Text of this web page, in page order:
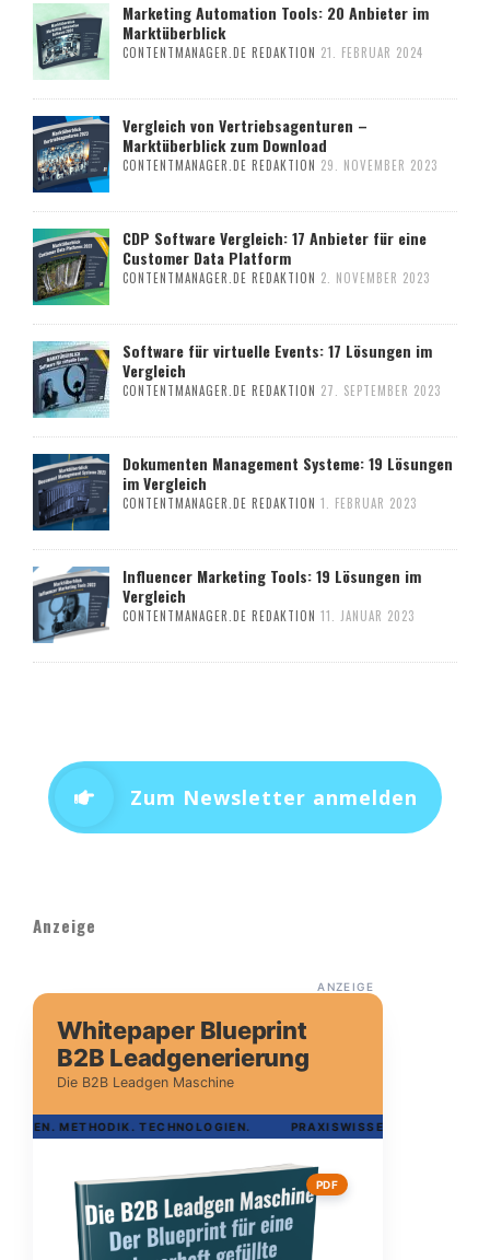
Marketing Automation Tools: 20 Anbieter im
Marktüberblick
CONTENTMANAGER.DE REDAKTION 21. FEBRUAR 2024
Vergleich von Vertriebsagenturen –
Marktüberblick zum Download
CONTENTMANAGER.DE REDAKTION 29. NOVEMBER 2023
CDP Software Vergleich: 17 Anbieter für eine
Customer Data Platform
CONTENTMANAGER.DE REDAKTION 2. NOVEMBER 2023
Software für virtuelle Events: 17 Lösungen im
Vergleich
CONTENTMANAGER.DE REDAKTION 27. SEPTEMBER 2023
Dokumenten Management Systeme: 19 Lösungen
im Vergleich
CONTENTMANAGER.DE REDAKTION 1. FEBRUAR 2023
Influencer Marketing Tools: 19 Lösungen im
Vergleich
CONTENTMANAGER.DE REDAKTION 11. JANUAR 2023
Zum Newsletter anmelden
Anzeige